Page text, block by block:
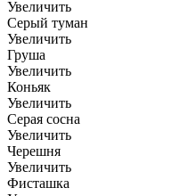
Увеличить
Серый туман
Увеличить
Груша
Увеличить
Коньяк
Увеличить
Серая сосна
Увеличить
Черешня
Увеличить
Фисташка